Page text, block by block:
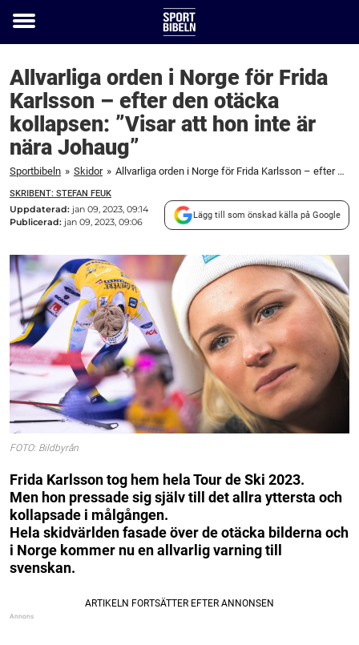
Toggle
Allvarliga orden i Norge för Frida
Karlsson – efter den otäcka
kollapsen: ”Visar att hon inte är
nära Johaug”
Sportbibeln » Skidor » Allvarliga orden i Norge för Frida Karlsson – efter den otäcka kollapsen: "Visar att hon inte är nära Johaug"
SKRIBENT: STEFAN FEUK
Uppdaterad: jan 09, 2023, 09:14
Publicerad: jan 09, 2023, 09:06
Lägg till som önskad källa på Google
FOTO: Bildbyrån
Frida Karlsson tog hem hela Tour de Ski 2023.
Men hon pressade sig själv till det allra yttersta och
kollapsade i målgången.
Hela skidvärlden fasade över de otäcka bilderna och
i Norge kommer nu en allvarlig varning till
svenskan.